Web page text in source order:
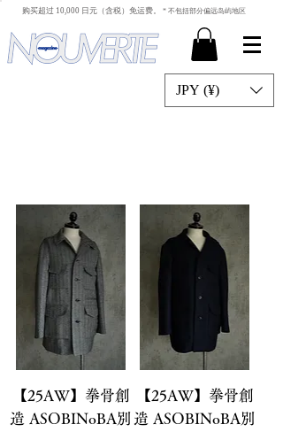
​ 购买超过 10,000 日元（含税）免运费。 * 不包括部分偏远岛屿地区
JPY (¥)
【25AW】拳骨創
造 ASOBINoBA別
【25AW】拳骨創
造 ASOBINoBA別